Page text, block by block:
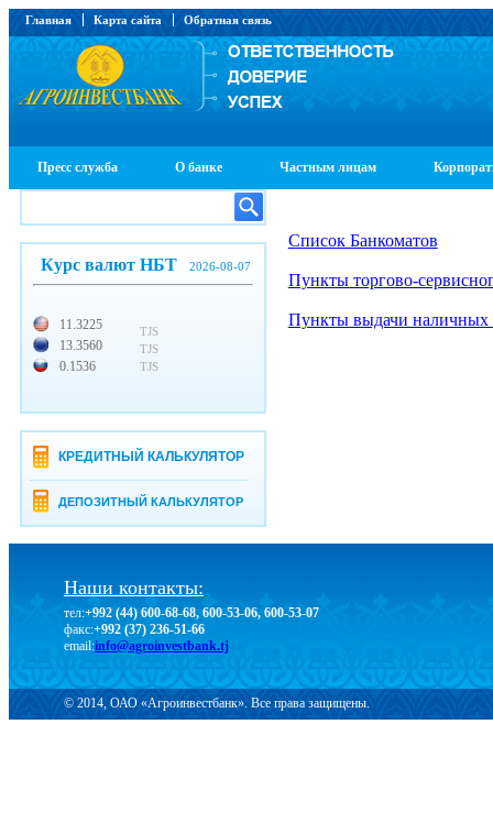
Главная Карта сайта Обратная связь
Пресс служба О банке Частным лицам
Курс валют НБТ 2026-08-07
11.3225
13.3560
0.1536
TJS
TJS
TJS
КРЕДИТНЫЙ КАЛЬКУЛЯТОР
ДЕПОЗИТНЫЙ КАЛЬКУЛЯТОР
Список Банкоматов
Пункты торгово-
Пункты выдачи наличных
Наши контакты:
тел:+992 (44) 600-68-68, 600-53-06, 600-53-07
факс:+992 (37) 236-51-66
email:info@agroinvestbank.tj
© 2014, ОАО «Агроинвестбанк». Все права защищены.